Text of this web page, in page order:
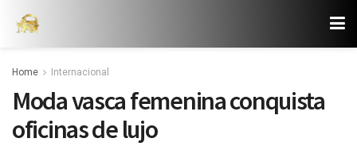
Home Internacional
Moda vasca femenina conquista
oficinas de lujo